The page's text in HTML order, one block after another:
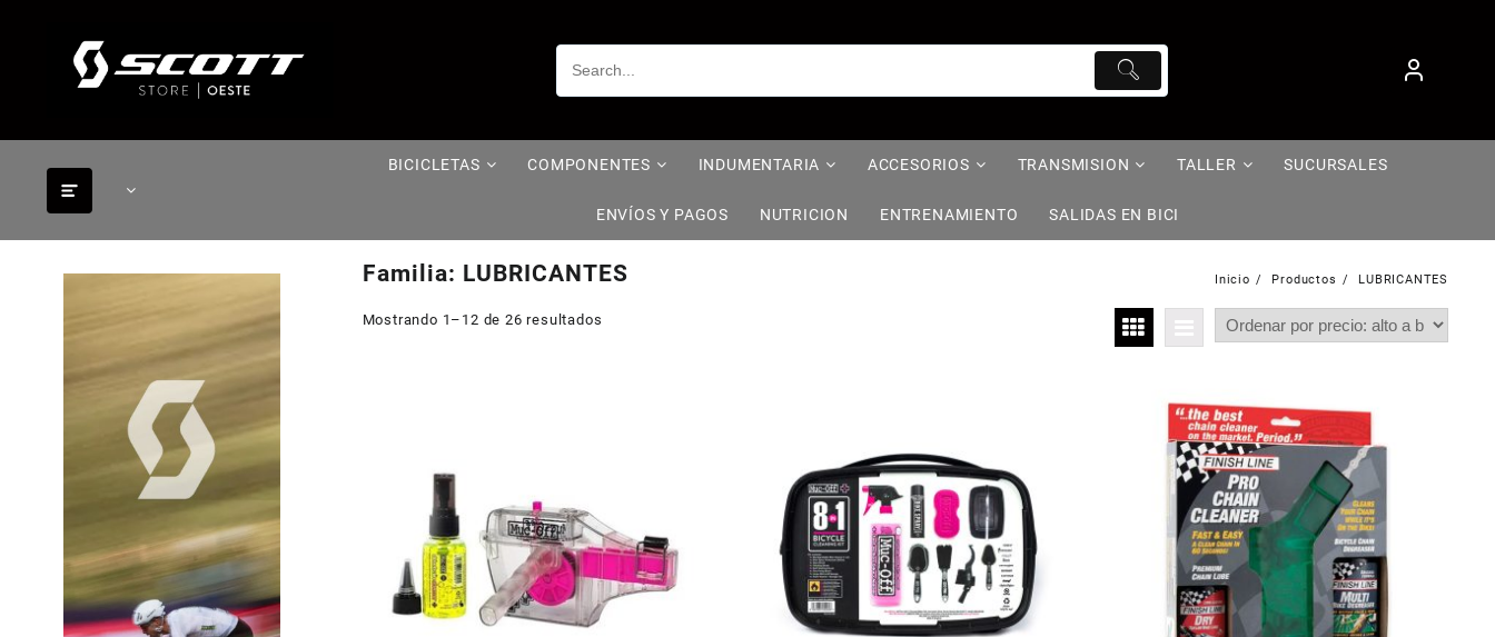
BICICLETAS COMPONENTES INDUMENTARIA ACCESORIOS TRANSMISION TALLER SUCURSALES
ENVÍOS Y PAGOS NUTRICION ENTRENAMIENTO SALIDAS EN BICI
Familia: LUBRICANTES Inicio Productos LUBRICANTES
Mostrando 1–12 de 26 resultados